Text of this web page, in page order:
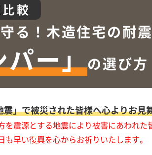
較
る！ 木造住宅の耐
パー」の選び方
」で被災された皆様へ心よりお見
を震源とする地震により被害にあわれ
早い復興を心からお祈りいたします。